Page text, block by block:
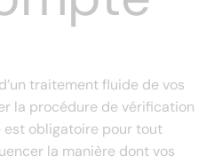
traitement fluide de vos
la procédure de vérification
est obligatoire pour tout
la manière dont vos